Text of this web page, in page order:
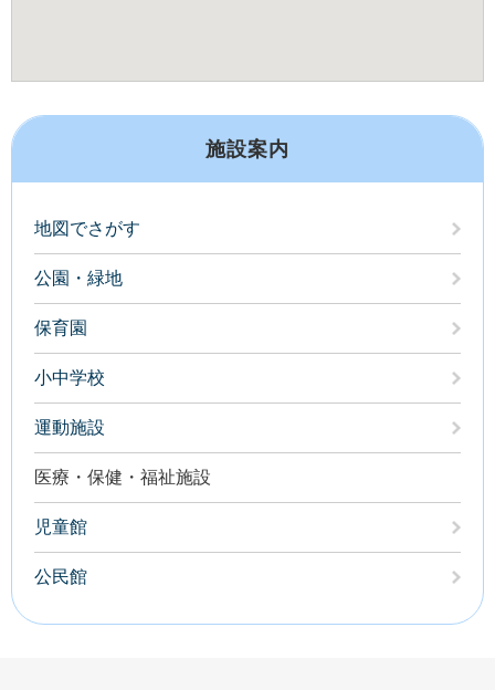
施設案内
地図でさがす
公園・緑地
保育園
小中学校
運動施設
医療・保健・福祉施設
児童館
公民館